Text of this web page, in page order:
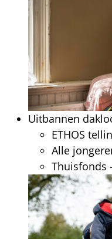
Uitbannen
ETHOS
Alle
Thuisfonds